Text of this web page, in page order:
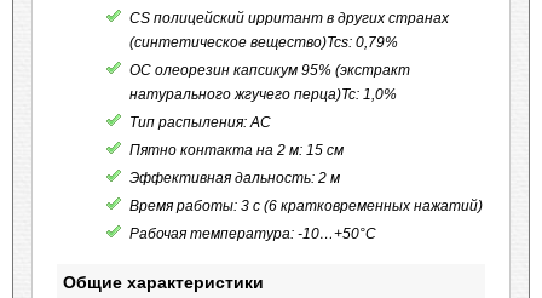
CS полицейский ирритант в других странах
(синтетическое вещество)Tcs: 0,79%
OC олеорезин капсикум 95% (экстракт
натурального жгучего перца)Tc: 1,0%
Тип распыления: АC
Пятно контакта на 2 м: 15 см
Эффективная дальность: 2 м
Время работы: 3 с (6 кратковременных нажатий)
Рабочая температура: -10…+50°С
Общие характеристики